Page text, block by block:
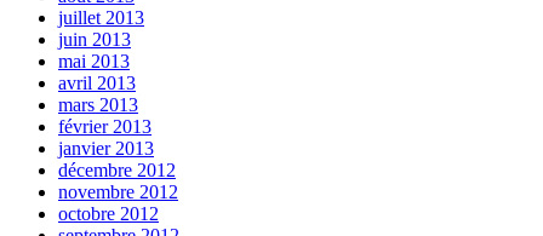
juillet 2013
juin 2013
mai 2013
avril 2013
mars 2013
février 2013
janvier 2013
décembre 2012
novembre 2012
octobre 2012